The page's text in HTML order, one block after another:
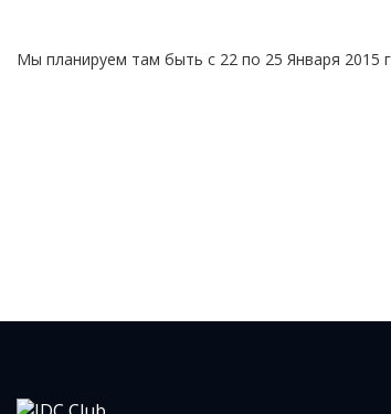
Мы планируем там быть с 22 по 25 Января 2015